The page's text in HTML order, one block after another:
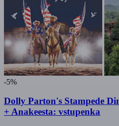
-5%
Dolly Parton's Stampede
+ Anakeesta: vstupenka